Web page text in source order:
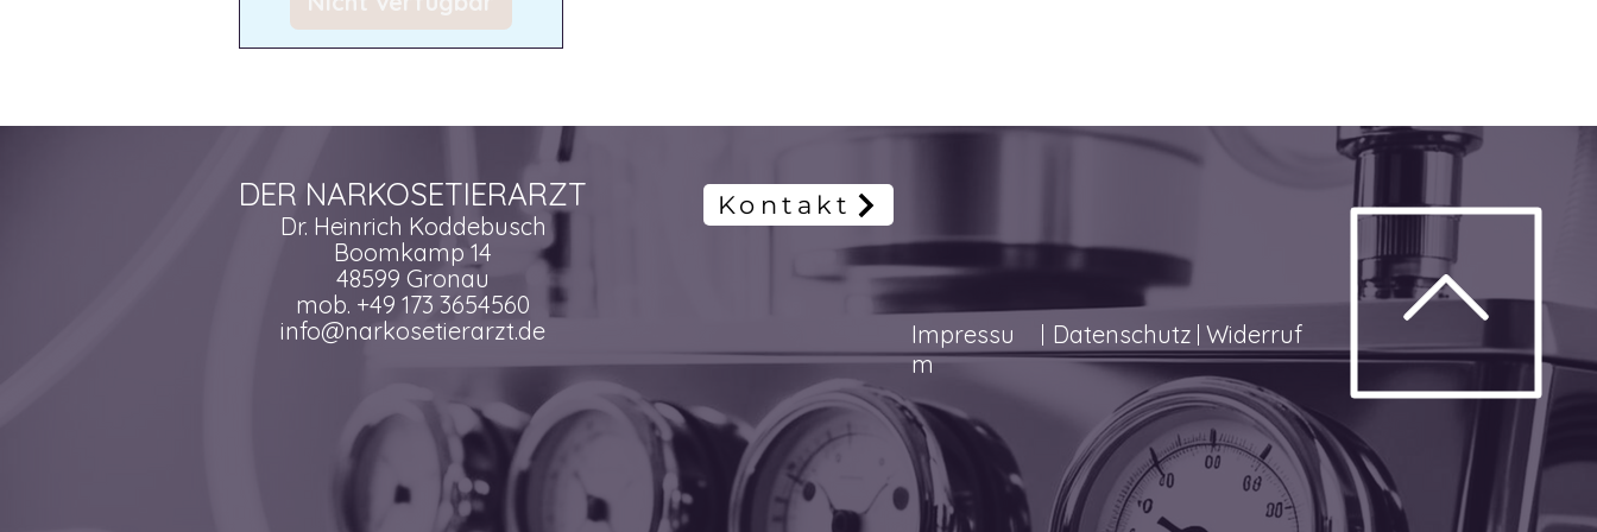
DER NARKOSETIERARZT
Dr. Heinrich Koddebusch
Boomkamp 14
48599 Gronau
mob. +49 173 3654560
info@narkosetierarzt.de
Kontakt
Impressu
m
Datenschutz Widerruf